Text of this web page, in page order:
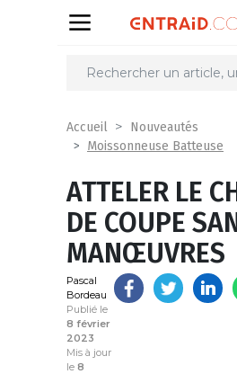
Partager
Accueil
Nouveautés
Moissonneuse Batteuse
ATTELER LE
DE COUPE
MANŒUVRES
Pascal
Bordeau
Publié le
8 février
2023
Mis à jour
le 8